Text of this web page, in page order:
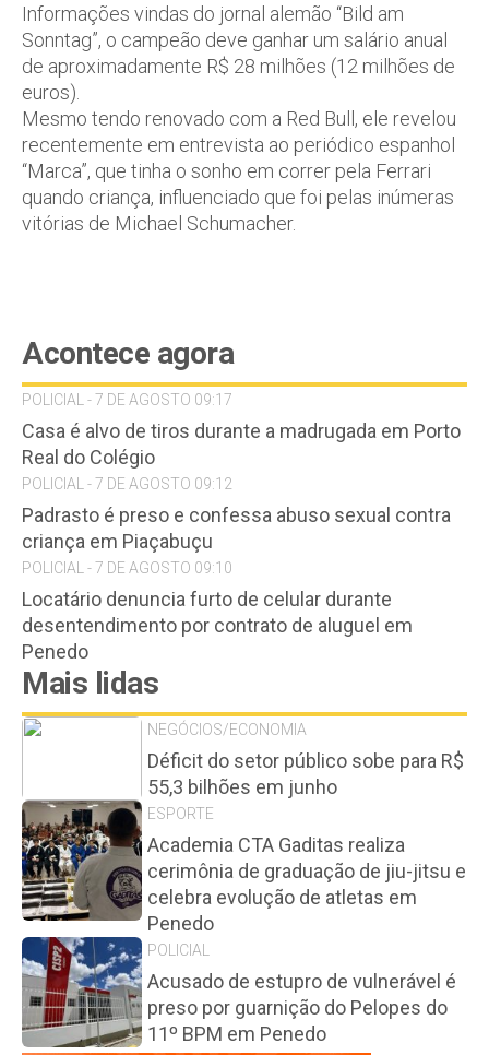
Informações vindas do jornal alemão “Bild am
Sonntag”, o campeão deve ganhar um salário anual
de aproximadamente R$ 28 milhões (12 milhões de
euros).
Mesmo tendo renovado com a Red Bull, ele revelou
recentemente em entrevista ao periódico espanhol
“Marca”, que tinha o sonho em correr pela Ferrari
quando criança, influenciado que foi pelas inúmeras
vitórias de Michael Schumacher.
Acontece agora
POLICIAL - 7 DE AGOSTO 09:17
Casa é alvo de tiros durante a madrugada em Porto
Real do Colégio
POLICIAL - 7 DE AGOSTO 09:12
Padrasto é preso e confessa abuso sexual contra
criança em Piaçabuçu
POLICIAL - 7 DE AGOSTO 09:10
Locatário denuncia furto de celular durante
desentendimento por contrato de aluguel em
Penedo
Mais lidas
NEGÓCIOS/ECONOMIA
Déficit do setor público sobe para R$
55,3 bilhões em junho
ESPORTE
Academia CTA Gaditas realiza
cerimônia de graduação de jiu-jitsu e
celebra evolução de atletas em
Penedo
POLICIAL
Acusado de estupro de vulnerável é
preso por guarnição do Pelopes do
11º BPM em Penedo